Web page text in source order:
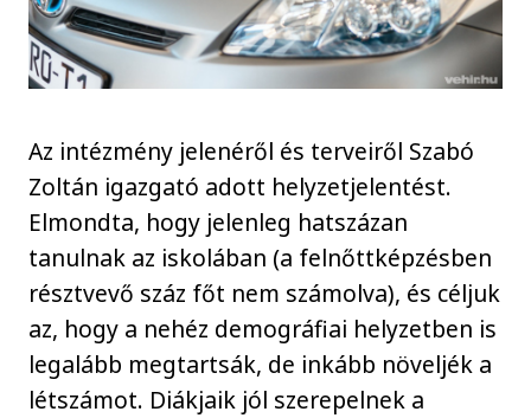
Az intézmény jelenéről és terveiről Szabó
Zoltán igazgató adott helyzetjelentést.
Elmondta, hogy jelenleg hatszázan
tanulnak az iskolában (a felnőttképzésben
résztvevő száz főt nem számolva), és céljuk
az, hogy a nehéz demográfiai helyzetben is
legalább megtartsák, de inkább növeljék a
létszámot. Diákjaik jól szerepelnek a